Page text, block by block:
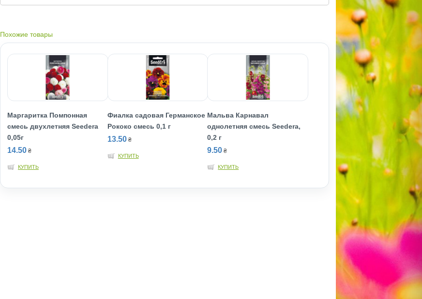
Похожие товары
Маргаритка Помпонная
смесь двухлетняя Seedera
0,05г
14.50 ₴
КУПИТЬ
Фиалка садовая Германское
Рококо смесь 0,1 г
13.50 ₴
КУПИТЬ
Мальва Карнавал
однолетняя смесь Seedera,
0,2 г
9.50 ₴
КУПИТЬ